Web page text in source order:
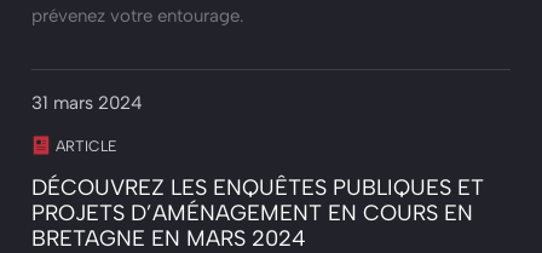
prévenez votre entourage.
31 mars 2024
ARTICLE
DÉCOUVREZ LES ENQUÊTES PUBLIQUES ET
PROJETS D’AMÉNAGEMENT EN COURS EN
BRETAGNE EN MARS 2024